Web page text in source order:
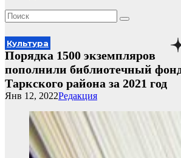
Культура
Порядка 1500 экземпляров
пополнили библиотечный
Таркского района за 2021 год
Редакция
Янв 12, 2022